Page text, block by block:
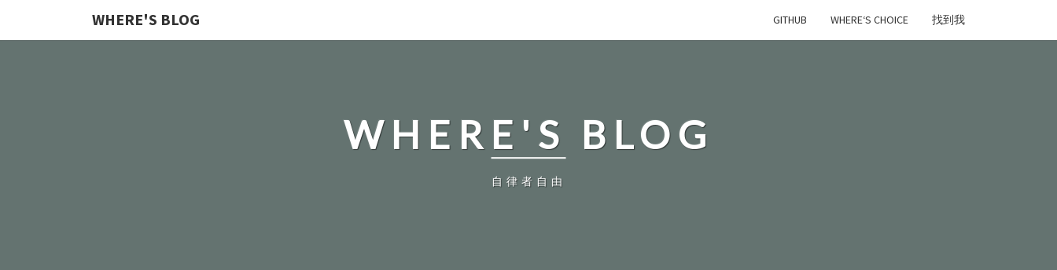
WHERE'S BLOG GITHUB WHERE‘S CHOICE 找到我
WHERE'S BLOG
自律者自由